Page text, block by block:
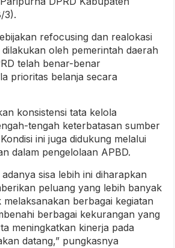
3).
refocusing dan realokasi
oleh pemerintah daerah
telah benar-benar
prioritas belanja secara
konsistensi tata kelola
tengah keterbatasan sumber
ini juga didukung melalui
dalam pengelolaan APBD.
sisa lebih ini diharapkan
peluang yang lebih banyak
berbagai kegiatan
berbagai kekurangan yang
meningkatkan kinerja pada
datang,” pungkasnya